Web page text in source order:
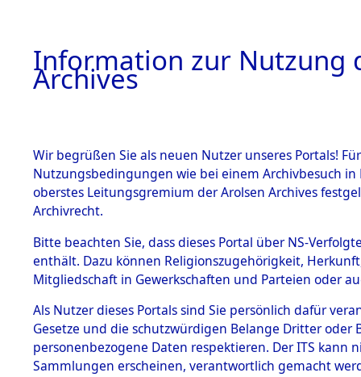
BESTÄNDE
1.
mente
5. Verschiedenes
5.3
Todesmärsche
von
Information zur Nutzung
Archives
Wir begrüßen Sie als neuen Nutzer unseres Portals!
Nutzungsbedingungen wie bei einem Archivbesuch
oberstes Leitungsgremium der Arolsen Archives
Archivrecht.
Bitte beachten Sie, dass dieses Portal über NS-
enthält. Dazu können Religionszugehörigkeit,
Mitgliedschaft in Gewerkschaften und Parteien oder
Als Nutzer dieses Portals sind Sie persönlich dafür
Gesetze und die schutzwürdigen Belange Dritter
personenbezogene Daten respektieren. Der ITS
Sammlungen erscheinen, verantwortlich gemacht